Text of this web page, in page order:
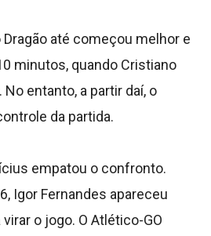
Dragão até começou melhor e
minutos, quando Cristiano
entanto, a partir daí, o
da partida.
empatou o confronto.
Igor Fernandes apareceu
o jogo. O Atlético-GO